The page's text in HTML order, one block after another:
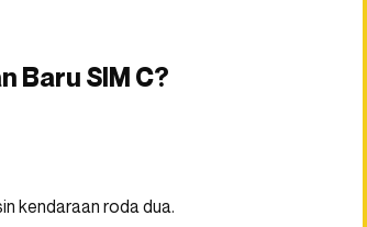
Baru SIM C?
kendaraan roda dua.